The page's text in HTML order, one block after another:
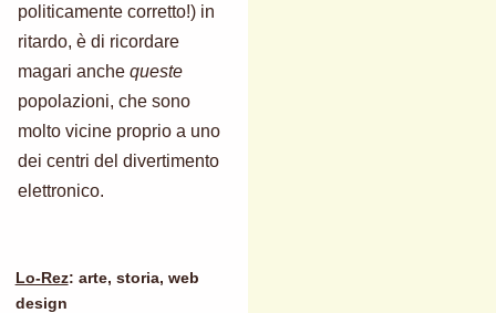
politicamente corretto!) in
ritardo, è di ricordare
magari anche queste
popolazioni, che sono
molto vicine proprio a uno
dei centri del divertimento
elettronico.
Lo-Rez: arte, storia, web
design